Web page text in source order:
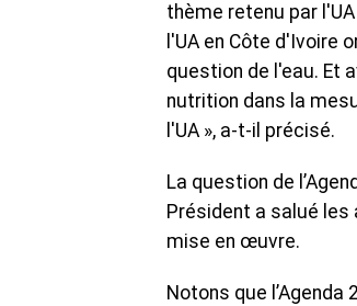
thème retenu par
l'UA en Côte d'Ivoire
question de l'eau. Et
nutrition dans la
l'UA », a-t-il précisé.
La question de
Président a salué
mise en œuvre.
Notons que